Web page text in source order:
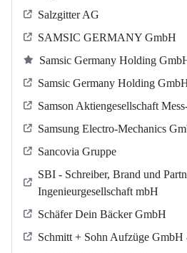
Salzgitter AG
SAMSIC GERMANY GmbH
Samsic Germany Holding
Samsic Germany Holding
Samson Aktiengesellschaft
Samsung Electro-Mechanics
Sancovia Gruppe
SBI - Schreiber, Brand und
Ingenieurgesellschaft mbH
Schäfer Dein Bäcker GmbH
Schmitt + Sohn Aufzüge